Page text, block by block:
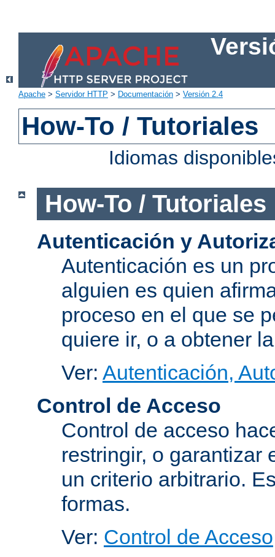
Apache > Servidor HTTP > Documentación > Versión 2.4
How-To / Tutoriales
Idiomas
How-To / Tutoriales
Autenticación y
Autenticación es un
alguien es quien
proceso en el que se
quiere ir, o a obtener
Ver: Autenticación,
Control de Acceso
Control de acceso
restringir, o garantizar
un criterio arbitrario.
formas.
Ver: Control de Acceso